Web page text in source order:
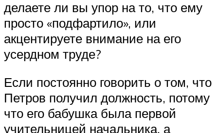
делаете ли вы упор на то, что ему
просто «подфартило», или
акцентируете внимание на его
усердном труде?
Если постоянно говорить о том, что
Петров получил должность, потому
что его бабушка была первой
учительницей начальника, а